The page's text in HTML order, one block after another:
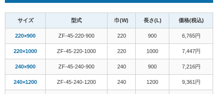
サイズ 型式 巾(W) 長さ(L) 価格(税込)
220×900 ZF-45-220-900 220 900 6,765円
220×1000 ZF-45-220-1000 220 1000 7,447円
240×900 ZF-45-240-900 240 900 7,216円
240×1200 ZF-45-240-1200 240 1200 9,361円